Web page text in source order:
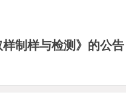
制样与检测》的公告